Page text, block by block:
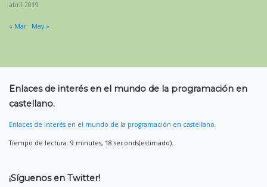
abril 2019
« Mar May »
Enlaces de interés en el mundo de la programación en
castellano.
Enlaces de interés en el mundo de la programación en castellano.
Tiempo de lectura: 9 minutes, 18 seconds(estimado).
¡Síguenos en Twitter!